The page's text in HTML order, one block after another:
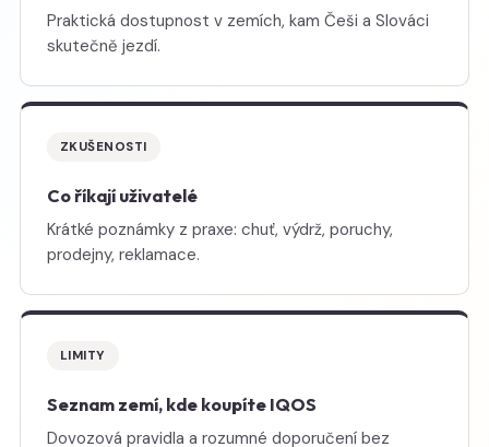
Praktická dostupnost v zemích, kam Češi a Slováci
skutečně jezdí.
ZKUŠENOSTI
Co říkají uživatelé
Krátké poznámky z praxe: chuť, výdrž, poruchy,
prodejny, reklamace.
LIMITY
Seznam zemí, kde koupíte IQOS
Dovozová pravidla a rozumné doporučení bez